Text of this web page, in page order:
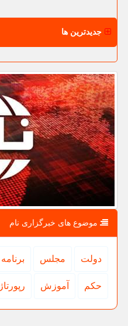
جدیدترین ها
موضوع های خبرگزاری نام
دولت مجلس برنامه
حكم آموزش رپورتاژ